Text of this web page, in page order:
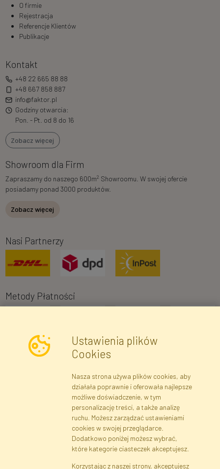
O firmie
Rejestracja
Referencje Klientów
Publikacje
Kontakt
+48 22 665 88 88
+48 667 858 887
info@faktor.pl
Godziny otwarcia:
Pon. - Pt. od 8 do 16
Zobacz więcej
Showroom dla Firm
Zapraszamy do naszego 600m2 Showroomu. W swojej ofercie
posiadamy ponad 3000 produktów.
Zobacz więcej
Nasi Partnerzy
Metody Płatności
Zapisz się
Dane rejestrowe Regulamin
Polityka Prywatności
Pomoc
Mapa serwisu
Ustawienia plików
Cookies
Nasza strona używa plików cookies, aby
działała poprawnie i oferowała najlepsze
możliwe doświadczenie, w tym
personalizację treści, a także analizę
ruchu. Możesz zarządzać ustawieniami
cookies w swojej przeglądarce.
Dodatkowo poniżej możesz wybrać,
które kategorie ciasteczek akceptujesz.
Korzystając z naszej strony, akceptujesz